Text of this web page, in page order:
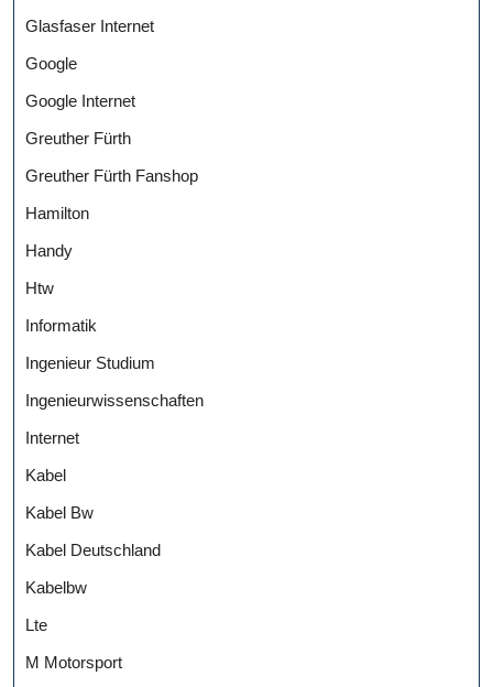
Glasfaser Internet
Google
Google Internet
Greuther Fürth
Greuther Fürth Fanshop
Hamilton
Handy
Htw
Informatik
Ingenieur Studium
Ingenieurwissenschaften
Internet
Kabel
Kabel Bw
Kabel Deutschland
Kabelbw
Lte
M Motorsport